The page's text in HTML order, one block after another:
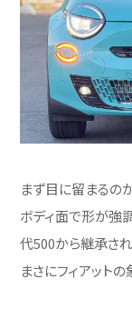
まず目に留まるの
ボディ面で形が強
代500から継承さ
まさにフィアットの